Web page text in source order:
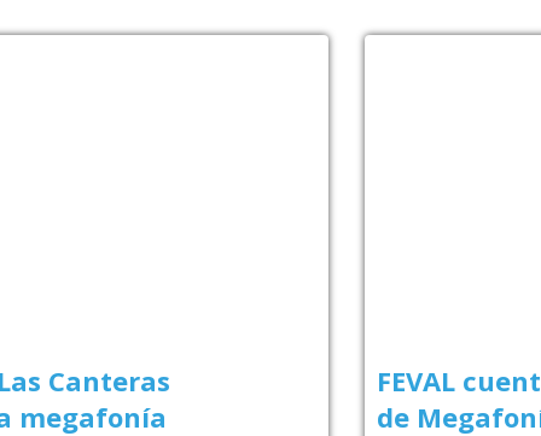
FEVAL cuenta con
de Megafonía